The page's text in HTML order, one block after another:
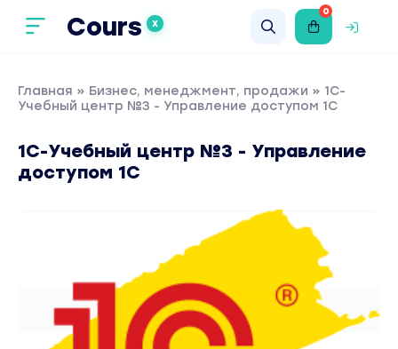
Cours X
0
Главная » Бизнес, менеджмент, продажи » 1С-
Учебный центр №3 - Управление доступом 1C
1С-Учебный центр №3 - Управление
доступом 1C